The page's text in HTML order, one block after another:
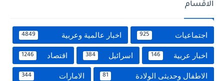
الاقسام
اجتماعيات 925 اخبار عالمية وعربية 4849
اخبار عربية 146 اسرائيل 384 اقتصاد 1246
الاطفال وحديثى الولادة 81 الامارات 344